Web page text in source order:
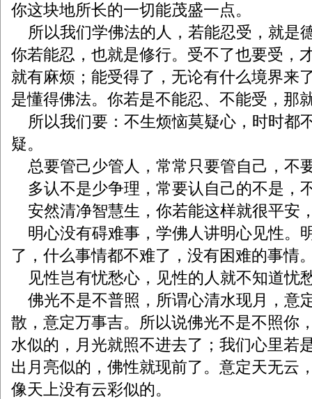
你这块地所长的一切能茂盛一点。
所以我们学佛法的人，若能忍受，就是
你若能忍，也就是修行。受不了也要受，
就有麻烦；能受得了，无论有什么境界来
是懂得佛法。你若是不能忍、不能受，那
所以我们要：不生烦恼莫疑心，时时都
疑。
总要管己少管人，常常只要管自己，不
多认不是少争理，常要认自己的不是，
安然清净智慧生，你若能这样就很平安
明心没有碍难事，学佛人讲明心见性。
了，什么事情都不难了，没有困难的事情
见性岂有忧愁心，见性的人就不知道忧
佛光不是不普照，所谓心清水现月，意
散，意定万事吉。所以说佛光不是不照你
水似的，月光就照不进去了；我们心里若
出月亮似的，佛性就现前了。意定天无云
像天上没有云彩似的。